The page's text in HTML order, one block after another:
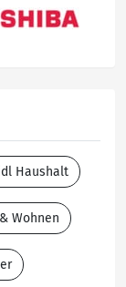
Haushalt
Wohnen